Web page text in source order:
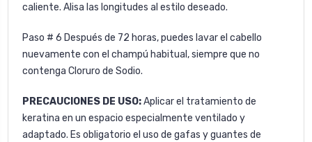
caliente. Alisa las longitudes al estilo deseado.
Paso # 6 Después de 72 horas, puedes lavar el cabello
nuevamente con el champú habitual, siempre que no
contenga Cloruro de Sodio.
PRECAUCIONES DE USO:Aplicar el tratamiento de
keratina en un espacio especialmente ventilado y
adaptado. Es obligatorio el uso de gafas y guantes de